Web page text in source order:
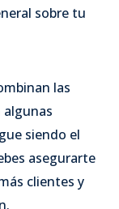
sobre tu
las
algunas
siendo el
asegurarte
clientes y